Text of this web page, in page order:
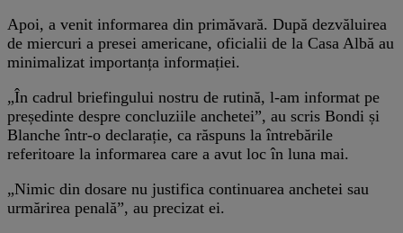
Apoi, a venit informarea din primăvară. După dezvăluirea
de miercuri a presei americane, oficialii de la Casa Albă au
minimalizat importanța informației.
„În cadrul briefingului nostru de rutină, l-am informat pe
președinte despre concluziile anchetei”, au scris Bondi și
Blanche într-o declarație, ca răspuns la întrebările
referitoare la informarea care a avut loc în luna mai.
„Nimic din dosare nu justifica continuarea anchetei sau
urmărirea penală”, au precizat ei.